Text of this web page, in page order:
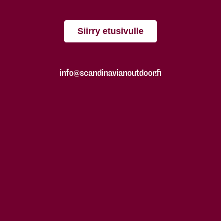
Siirry etusivulle
info@scandinavianoutdoor.fi